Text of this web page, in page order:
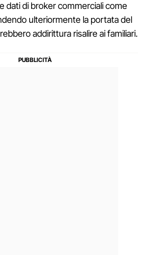
dati di broker commerciali come
ulteriormente la portata del
addirittura risalire ai familiari.